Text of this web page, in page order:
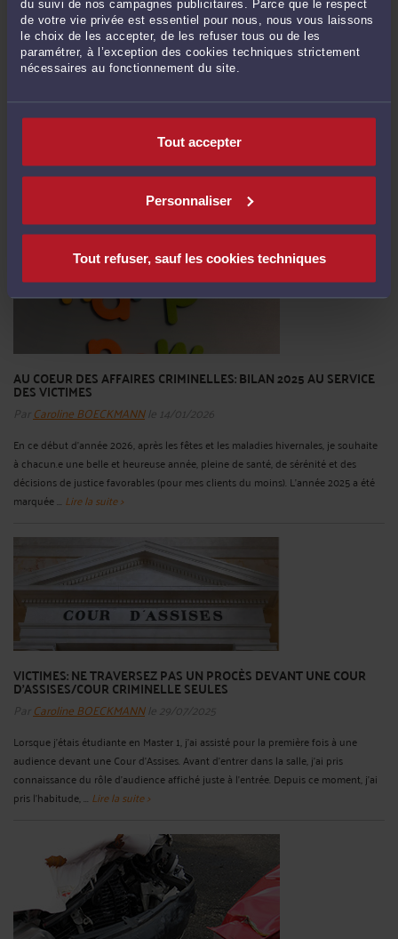
du suivi de nos campagnes publicitaires. Parce que le respect
de votre vie privée est essentiel pour nous, nous vous laissons
le choix de les accepter, de les refuser tous ou de les
paramétrer, à l’exception des cookies techniques strictement
nécessaires au fonctionnement du site.
Tout accepter
Personnaliser
Tout refuser, sauf les cookies techniques
HUIS CLOS : COMPRENDRE LES AUDIENCES CRIMINELLES
FERMÉES AU PUBLIC
ParCaroline BOECKMANNle 11/02/2026
La publicité des audiences est un principe fondamental de la justice française,
qu’il s’agisse des audiences correctionnelles ou criminelles. Ainsi, les audiences
sont publiques et ouvertes à tous. Pourtant, certaines affaires exigent que les
AU COEUR DES AFFAIRES CRIMINELLES: BILAN 2025 AU SERVICE
DES VICTIMES
Par Caroline BOECKMANNle 14/01/2026
En ce début d’année 2026, après les fêtes et les maladies hivernales, je souhaite
à chacun.e une belle et heureuse année, pleine de santé, de sérénité et des
décisions de justice favorables (pour mes clients du moins). L’année 2025 a été
marquée ... Lire la suite >
VICTIMES: NE TRAVERSEZ PAS UN PROCÈS DEVANT UNE COUR
D'ASSISES/COUR CRIMINELLE SEULES
Par Caroline BOECKMANNle 29/07/2025
Lorsque j’étais étudiante en Master 1, j’ai assisté pour la première fois à une
audience devant une Cour d’Assises. Avant d’entrer dans la salle, j’ai pris
connaissance du rôle d’audience affiché juste à l’entrée. Depuis ce moment, j’ai
pris l’habitude, ... Lire la suite >